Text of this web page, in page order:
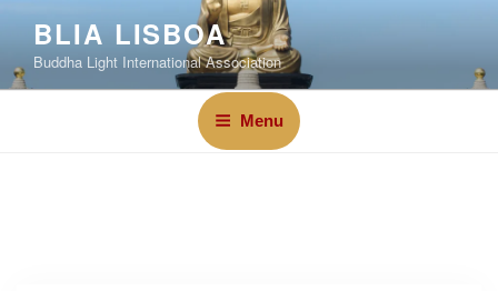
BLIA LISBOA
Buddha Light International Association
Menu